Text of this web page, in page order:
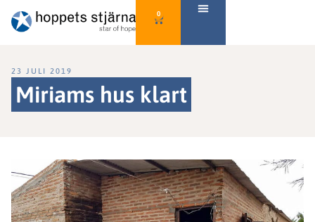
0
23 JULI 2019
Miriams hus klart